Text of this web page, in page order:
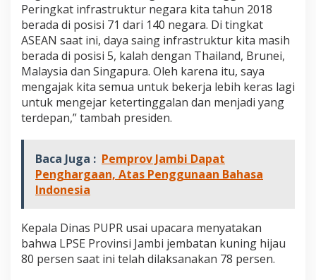
Peringkat infrastruktur negara kita tahun 2018
berada di posisi 71 dari 140 negara. Di tingkat
ASEAN saat ini, daya saing infrastruktur kita masih
berada di posisi 5, kalah dengan Thailand, Brunei,
Malaysia dan Singapura. Oleh karena itu, saya
mengajak kita semua untuk bekerja lebih keras lagi
untuk mengejar ketertinggalan dan menjadi yang
terdepan,” tambah presiden.
Baca Juga : Pemprov Jambi Dapat
Penghargaan, Atas Penggunaan Bahasa
Indonesia
Kepala Dinas PUPR usai upacara menyatakan
bahwa LPSE Provinsi Jambi jembatan kuning hijau
80 persen saat ini telah dilaksanakan 78 persen.